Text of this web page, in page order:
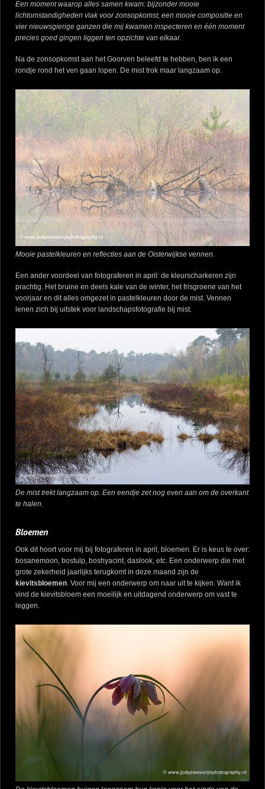
Een moment waarop alles samen kwam: bijzonder mooie
lichtomstandigheden vlak voor zonsopkomst, een mooie compositie en
vier nieuwsgierige ganzen die mij kwamen inspecteren en één moment
precies goed gingen liggen ten opzichte van elkaar.
Na de zonsopkomst aan het Goorven beleefd te hebben, ben ik een
rondje rond het ven gaan lopen. De mist trok maar langzaam op.
Mooie pastelkleuren en reflecties aan de Oisterwijkse vennen.
Een ander voordeel van fotograferen in april: de kleurscharkeren zijn
prachtig. Het bruine en deels kale van de winter, het frisgroene van het
voorjaar en dit alles omgezet in pastelkleuren door de mist. Vennen
lenen zich bij uitstek voor landschapsfotografie bij mist.
De mist trekt langzaam op. Een eendje zet nog even aan om de overkant
te halen.
Bloemen
Ook dit hoort voor mij bij fotograferen in april, bloemen. Er is keus te over:
bosanemoon, bostulp, boshyacint, daslook, etc. Een onderwerp die met
grote zekerheid jaarlijks terugkomt in deze maand zijn de
kievitsbloemen. Voor mij een onderwerp om naar uit te kijken. Want ik
vind de kievitsbloem een moeilijk en uitdagend onderwerp om vast te
leggen.